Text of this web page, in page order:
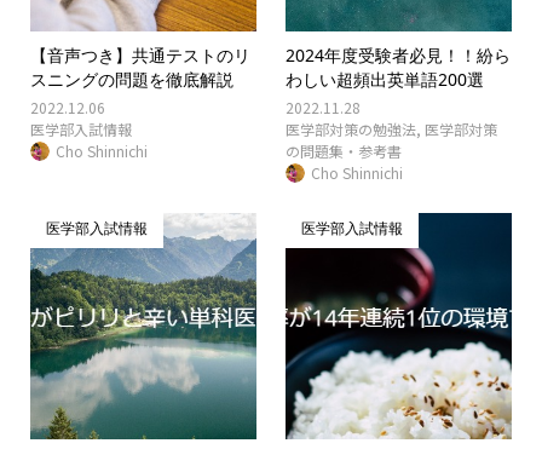
【音声つき】共通テストのリ
スニングの問題を徹底解説
2022.12.06
医学部入試情報
Cho Shinnichi
2024年度受験者必見！！紛ら
わしい超頻出英単語200選
2022.11.28
医学部対策の勉強法, 医学部対策
の問題集・参考書
Cho Shinnichi
医学部入試情報 医学部入試情報